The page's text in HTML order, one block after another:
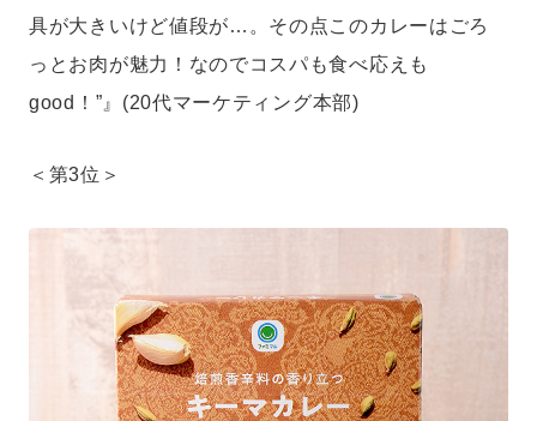
具が大きいけど値段が…。その点このカレーはごろ
っとお肉が魅力！なのでコスパも食べ応えも
good！”』(20代マーケティング本部)
＜第3位＞